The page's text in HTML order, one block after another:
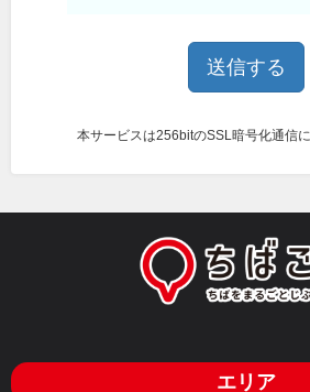
本サービスは256bitのSSL暗号化通信に
エリア